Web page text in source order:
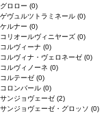
グロロー (0)
ゲヴュルツトラミネール (0)
ケルナー (0)
コリオールヴィニヤーズ (0)
コルヴィーナ (0)
コルヴィナ・ヴェロネーゼ (0)
コルヴィノーネ (0)
コルテーゼ (0)
コロンバール (0)
サンジョヴェーゼ (2)
サンジョヴェーゼ・グロッソ (0)